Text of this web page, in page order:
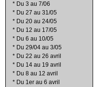
* Du 3 au 7/06
* Du 27 au 31/05
* Du 20 au 24/05
* Du 12 au 17/05
* Du 6 au 10/05
* Du 29/04 au 3/05
* Du 22 au 26 avril
* Du 14 au 19 avril
* Du 8 au 12 avril
* Du 1er au 6 avril